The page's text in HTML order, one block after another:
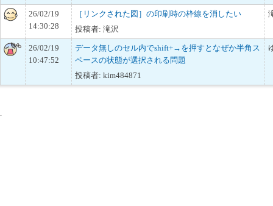
26/02/19
14:30:28
［リンクされた図］の印刷時の枠線を消したい
投稿者: 滝沢
26/02/19
10:47:52
データ無しのセル内でshift+→を押すとなぜか半角ス
ペースの状態が選択される問題
投稿者: kim484871